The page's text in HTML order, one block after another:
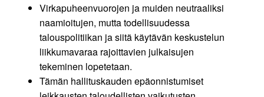
Virkapuheenvuorojen ja muiden neutraaliksi
naamioitujen, mutta todellisuudessa
talouspolitiikan ja siitä käytävän keskustelun
liikkumavaraa rajoittavien julkaisujen
tekeminen lopetetaan.
Tämän hallituskauden epäonnistumiset